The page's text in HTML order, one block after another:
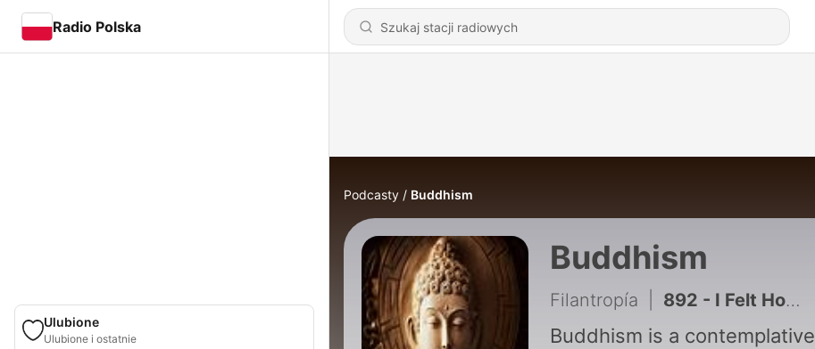
Radio Polska
Ulubione
Ulubione i ostatnie
Podcasty Buddhism
Buddhism
Filantropía 892 - I Felt Hopeless Until I Tried This One Simple Mindfulness Trick
Buddhism is a contemplative